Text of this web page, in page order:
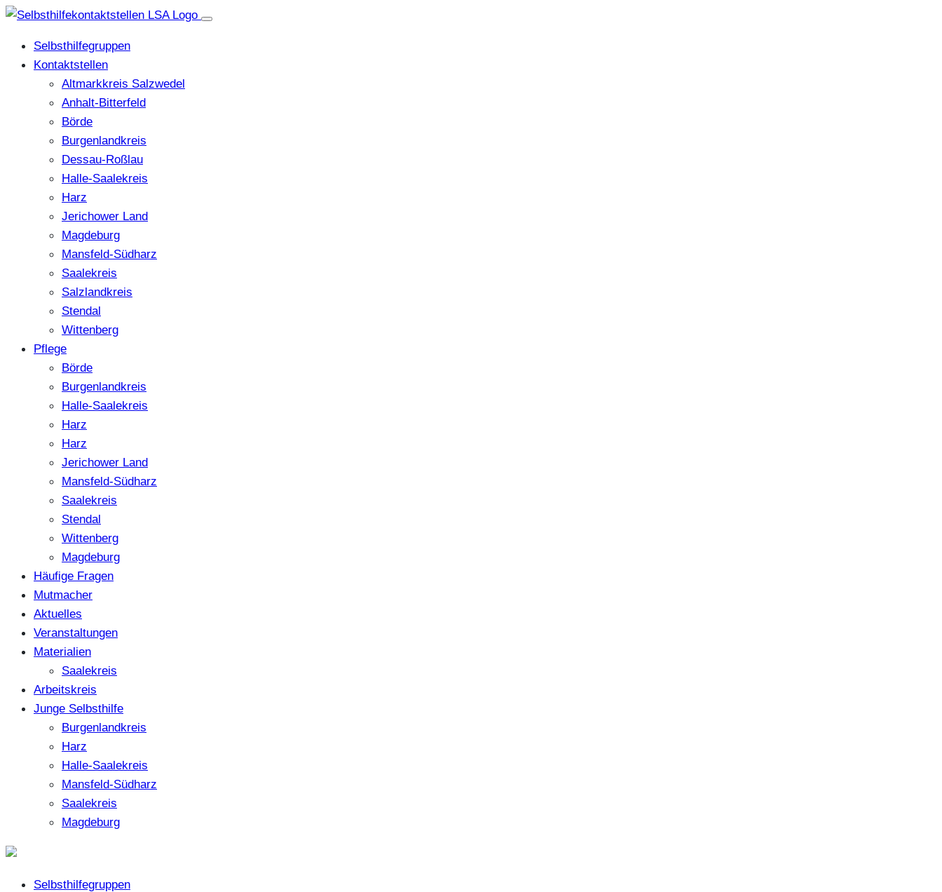
Selbsthilfegruppen
Kontaktstellen
Altmarkkreis Salzwedel
Anhalt-Bitterfeld
Börde
Burgenlandkreis
Dessau-Roßlau
Halle-Saalekreis
Harz
Jerichower Land
Magdeburg
Mansfeld-Südharz
Saalekreis
Salzlandkreis
Stendal
Wittenberg
Pflege
Börde
Burgenlandkreis
Halle-Saalekreis
Harz
Harz
Jerichower Land
Mansfeld-Südharz
Saalekreis
Stendal
Wittenberg
Magdeburg
Häufige Fragen
Mutmacher
Aktuelles
Veranstaltungen
Materialien
Saalekreis
Arbeitskreis
Junge Selbsthilfe
Burgenlandkreis
Harz
Halle-Saalekreis
Mansfeld-Südharz
Saalekreis
Magdeburg
Selbsthilfegruppen